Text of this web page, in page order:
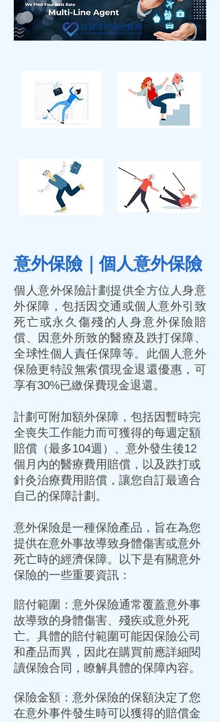
意外保險｜個人意外保險
個人意外保險計劃提供全方位人身意
外保障 ，包括因交通或個人意外引致
死亡或永久傷殘的人身意外保險 賠
償、因意外所致的醫療及跌打保障、
全球性個人責任保障等。此個人意外
保險更特設無索償現金退還優惠，可
享有30%已繳保費現金退還。
計劃可附加額外保障 ，包括因暫時完
全喪失工作能力而可獲得的每週定額
賠償（最多104週）、意外發生後12
個月內的醫療費用賠償，以及跌打或
針灸治療費用賠償，讓您自訂最適合
自己的保障計劃。
意外保險是一種保險產品，旨在為您
提供在意外事故導致身體傷害或意外
死亡時的經濟保障。以下是有關意外
保險的一些重要資訊：
賠付範圍：意外保險通常覆蓋意外事
故導致的身體傷害、殘疾或意外死
亡。具體的賠付範圍可能因保險公司
和產品而異，因此在購買前應詳細閱
讀保險合同，瞭解具體的保障內容。
保險金額：意外保險的保額決定了您
在意外事件發生時可以獲得的賠償金